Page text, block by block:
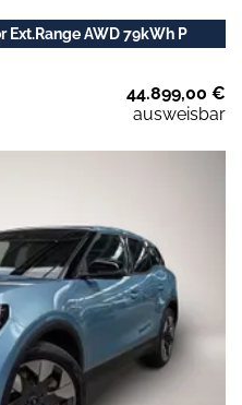
AWD 79kWh P
44.899,00 €
ausweisbar